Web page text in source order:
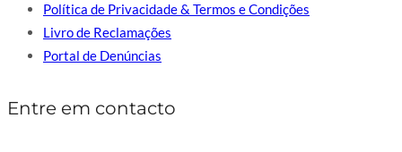
Política de Privacidade & Termos e Condições
Livro de Reclamações
Portal de Denúncias
Entre em contacto